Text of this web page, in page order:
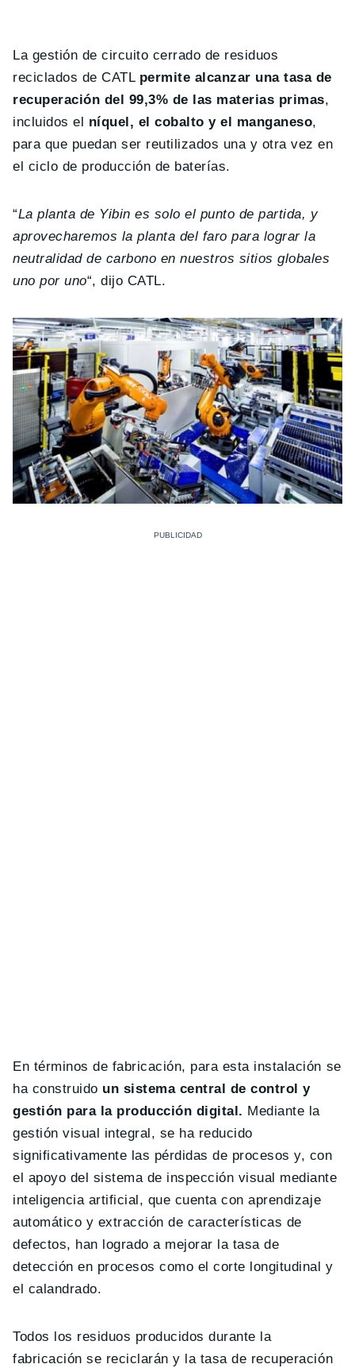
La gestión de circuito cerrado de residuos
reciclados de CATL permite alcanzar una tasa de
recuperación del 99,3% de las materias primas,
incluidos el níquel, el cobalto y el manganeso,
para que puedan ser reutilizados una y otra vez en
el ciclo de producción de baterías.
“La planta de Yibin es solo el punto de partida, y
aprovecharemos la planta del faro para lograr la
neutralidad de carbono en nuestros sitios globales
uno por uno“, dijo CATL.
En términos de fabricación, para esta instalación se
ha construido un sistema central de control y
gestión para la producción digital. Mediante la
gestión visual integral, se ha reducido
significativamente las pérdidas de procesos y, con
el apoyo del sistema de inspección visual mediante
inteligencia artificial, que cuenta con aprendizaje
automático y extracción de características de
defectos, han logrado a mejorar la tasa de
detección en procesos como el corte longitudinal y
el calandrado.
Todos los residuos producidos durante la
fabricación se reciclarán y la tasa de recuperación